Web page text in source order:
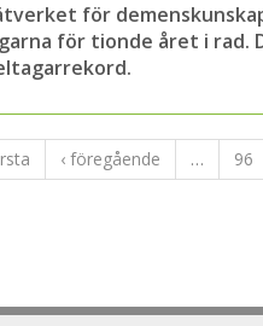
för
för tionde året i rad.
‹ föregående … 96